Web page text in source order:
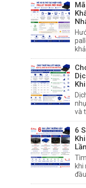
và
6
khi
đầu